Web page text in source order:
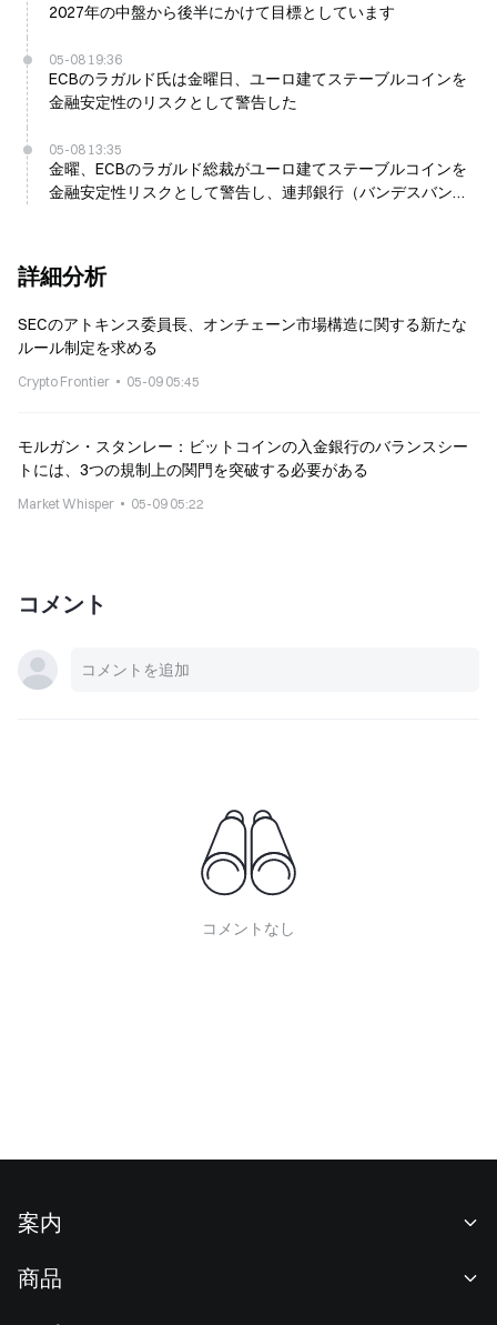
2027年の中盤から後半にかけて目標としています
05-08 19:36
ECBのラガルド氏は金曜日、ユーロ建てステーブルコインを
金融安定性のリスクとして警告した
05-08 13:35
金曜、ECBのラガルド総裁がユーロ建てステーブルコインを
金融安定性リスクとして警告し、連邦銀行（バンデスバン
詳細分析
SECのアトキンス委員長、オンチェーン市場構造に関する新たな
ルール制定を求める
Crypto Frontier 05-09 05:45
モルガン・スタンレー：ビットコインの入金銀行のバランスシー
トには、3つの規制上の関門を突破する必要がある
Market Whisper 05-09 05:22
コメント
コメントなし
案内
商品